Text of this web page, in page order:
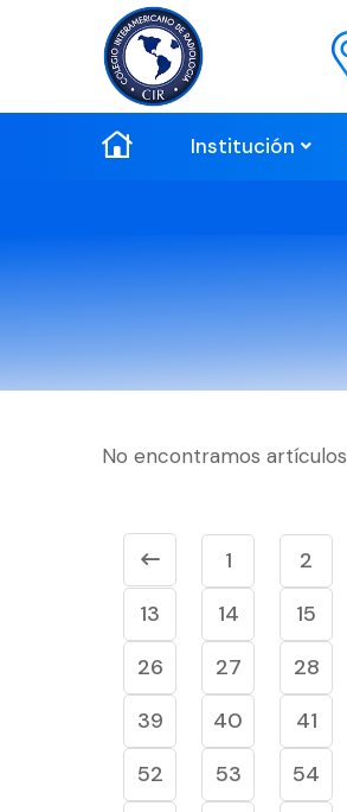
Institución
No encontramos artículos
1 2
13
14 15
26
27 28
39
40 41
52
53 54